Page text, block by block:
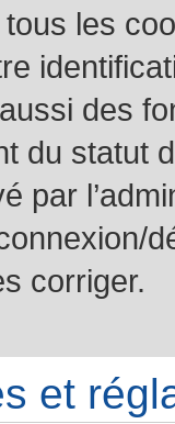
les
des
du statut
par
corriger.
et